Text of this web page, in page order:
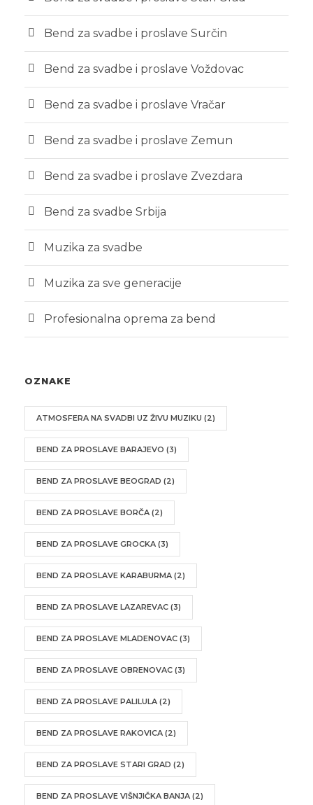
Bend za svadbe i proslave Surčin
Bend za svadbe i proslave Voždovac
Bend za svadbe i proslave Vračar
Bend za svadbe i proslave Zemun
Bend za svadbe i proslave Zvezdara
Bend za svadbe Srbija
Muzika za svadbe
Muzika za sve generacije
Profesionalna oprema za bend
OZNAKE
ATMOSFERA NA SVADBI UZ ŽIVU MUZIKU (2)
BEND ZA PROSLAVE BARAJEVO (3)
BEND ZA PROSLAVE BEOGRAD (2)
BEND ZA PROSLAVE BORČA (2)
BEND ZA PROSLAVE GROCKA (3)
BEND ZA PROSLAVE KARABURMA (2)
BEND ZA PROSLAVE LAZAREVAC (3)
BEND ZA PROSLAVE MLADENOVAC (3)
BEND ZA PROSLAVE OBRENOVAC (3)
BEND ZA PROSLAVE PALILULA (2)
BEND ZA PROSLAVE RAKOVICA (2)
BEND ZA PROSLAVE STARI GRAD (2)
BEND ZA PROSLAVE VIŠNJIČKA BANJA (2)